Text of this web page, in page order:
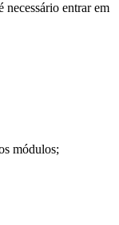
entrar em
módulos;